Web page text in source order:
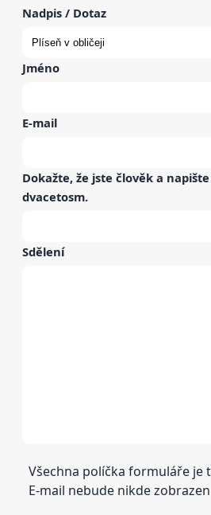
Nadpis / Dotaz
Jméno
E-mail
Dokažte, že jste člověk a
dvacetosm.
Sdělení
Všechna políčka formuláře je
E-mail nebude nikde